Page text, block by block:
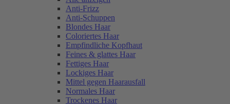
Anti-Frizz
Anti-Schuppen
Blondes Haar
Coloriertes Haar
Empfindliche Kopfhaut
Feines & glattes Haar
Fettiges Haar
Lockiges Haar
Mittel gegen Haarausfall
Normales Haar
Trockenes Haar